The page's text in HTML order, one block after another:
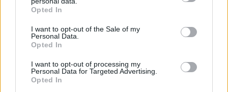
grant or deny consent to Google and its third-party tags to
use your data for below specified purposes in below Google
consent section.
Opted In
I want to opt-out of the Sale of my
Personal Data.
Opted In
I want to opt-out of processing my
Personal Data for Targeted Advertising.
Opted In
Εσένα ποιος σε πλήρωσε για να γίνεις τρολ;
ΑΠΑΝΤΗΣΗ
Λογική